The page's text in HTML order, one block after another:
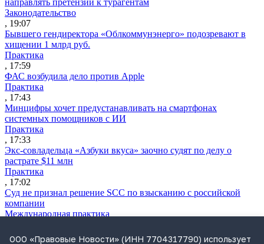
Законодательство
, 19:07
Бывшего гендиректора «Облкоммунэнерго» подозревают в
хищении 1 млрд руб.
Практика
, 17:59
ФАС возбудила дело против Apple
Практика
, 17:43
Минцифры хочет предустанавливать на смартфонах
системных помощников с ИИ
Практика
, 17:33
Экс-совладельца «Азбуки вкуса» заочно судят по делу о
растрате $11 млн
Практика
, 17:02
Суд не признал решение SCC по взысканию с российской
компании
Международная практика
Дроны могут начать применять для фиксации нарушений
ООО «Правовые Новости» (ИНН 7704317790) использует